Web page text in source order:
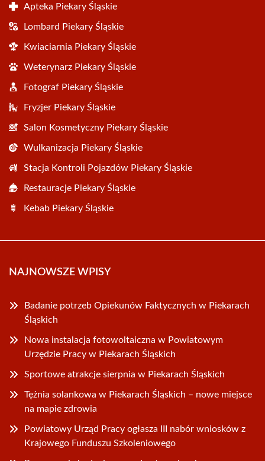
Apteka Piekary Śląskie
Lombard Piekary Śląskie
Kwiaciarnia Piekary Śląskie
Weterynarz Piekary Śląskie
Fotograf Piekary Śląskie
Fryzjer Piekary Śląskie
Salon Kosmetyczny Piekary Śląskie
Wulkanizacja Piekary Śląskie
Stacja Kontroli Pojazdów Piekary Śląskie
Restauracje Piekary Śląskie
Kebab Piekary Śląskie
NAJNOWSZE WPISY
Badanie potrzeb Opiekunów Faktycznych w Piekarach
Śląskich
Nowa instalacja fotowoltaiczna w Powiatowym
Urzędzie Pracy w Piekarach Śląskich
Sportowe atrakcje sierpnia w Piekarach Śląskich
Tężnia solankowa w Piekarach Śląskich – nowe miejsce
na mapie zdrowia
Powiatowy Urząd Pracy ogłasza III nabór wniosków z
Krajowego Funduszu Szkoleniowego